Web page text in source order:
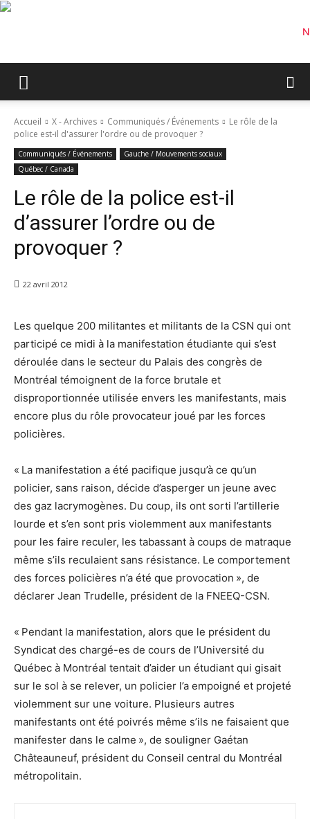
Accueil X - Archives Communiqués / Événements
Le rôle de la
police est-il d'assurer l'ordre ou de provoquer ?
Communiqués / Événements
Gauche / Mouvements sociaux
Québec / Canada
Le rôle de la police est-il
d’assurer l’ordre ou de
provoquer ?
22 avril 2012
Les quelque 200 militantes et militants de la CSN qui ont
participé ce midi à la manifestation étudiante qui s’est
déroulée dans le secteur du Palais des congrès de
Montréal témoignent de la force brutale et
disproportionnée utilisée envers les manifestants, mais
encore plus du rôle provocateur joué par les forces
policières.
« La manifestation a été pacifique jusqu’à ce qu’un
policier, sans raison, décide d’asperger un jeune avec
des gaz lacrymogènes. Du coup, ils ont sorti l’artillerie
lourde et s’en sont pris violemment aux manifestants
pour les faire reculer, les tabassant à coups de matraque
même s’ils reculaient sans résistance. Le comportement
des forces policières n’a été que provocation », de
déclarer Jean Trudelle, président de la FNEEQ-CSN.
« Pendant la manifestation, alors que le président du
Syndicat des chargé-es de cours de l’Université du
Québec à Montréal tentait d’aider un étudiant qui gisait
sur le sol à se relever, un policier l’a empoigné et projeté
violemment sur une voiture. Plusieurs autres
manifestants ont été poivrés même s’ils ne faisaient que
manifester dans le calme », de souligner Gaétan
Châteauneuf, président du Conseil central du Montréal
métropolitain.